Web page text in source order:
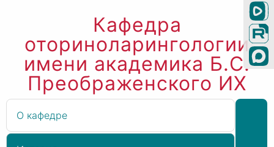
Кафедра
оториноларингологии
имени академика Б.С.
Преображенского ИХ
О кафедре